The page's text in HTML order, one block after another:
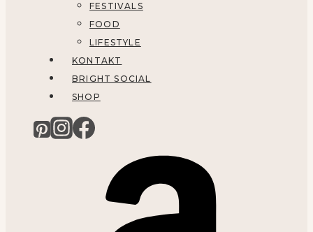
FESTIVALS
FOOD
LIFESTYLE
KONTAKT
BRIGHT SOCIAL
SHOP